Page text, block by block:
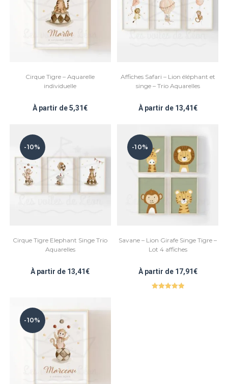
Cirque Tigre – Aquarelle
individuelle
À partir de5,31€
Affiches Safari – Lion éléphant et
singe – Trio Aquarelles
À partir de 13,41€
-10%
Cirque Tigre Elephant Singe Trio
Aquarelles
À partir de 13,41€
-10%
Savane – Lion Girafe Singe Tigre –
Lot 4 affiches
À partir de 17,91€
-10%